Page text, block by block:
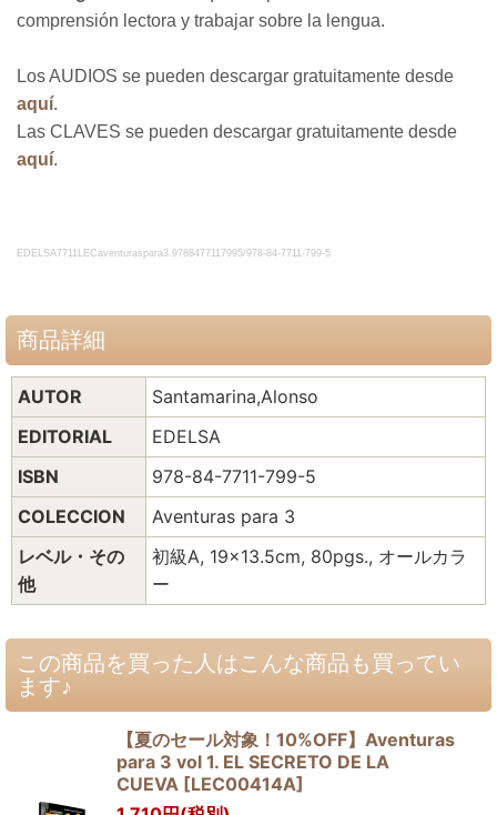
comprensión lectora y trabajar sobre la lengua.
Los AUDIOS se pueden descargar gratuitamente desde
aquí.
Las CLAVES se pueden descargar gratuitamente desde
aquí.
EDELSA7711LECaventuraspara3.9788477117995/978-84-7711-799-5
商品詳細
AUTOR
Santamarina,Alonso
EDITORIAL
EDELSA
ISBN
978-84-7711-799-5
COLECCION
Aventuras para 3
レベル・その
他
初級A, 19x13.5cm, 80pgs., オールカラ
ー
この商品を買った人はこんな商品も買ってい
ます♪
【夏のセール対象！10%OFF】Aventuras
para 3 vol 1. EL SECRETO DE LA
CUEVA [LEC00414A]